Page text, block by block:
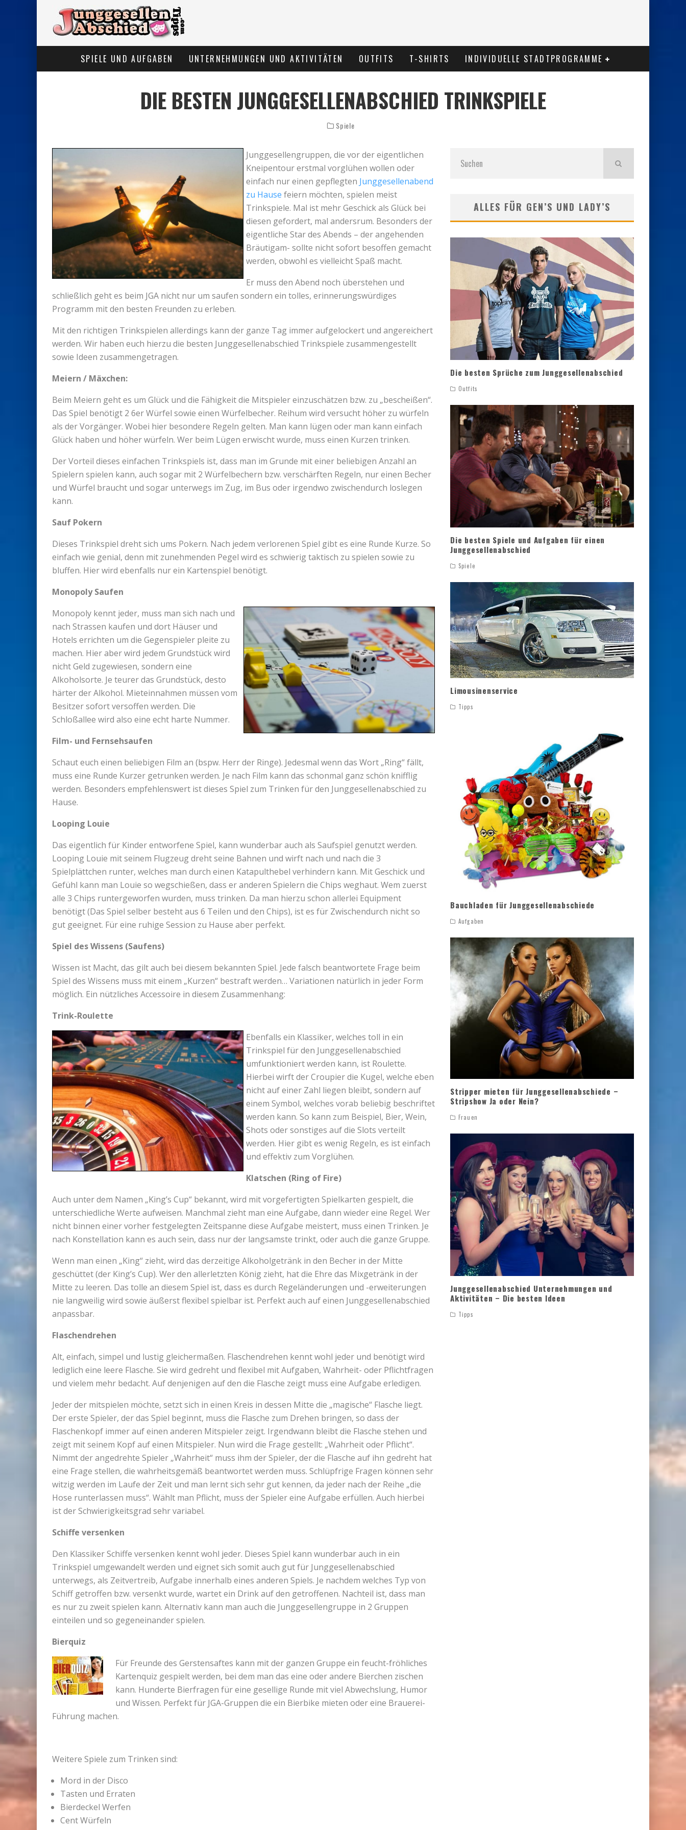
SPIELE UND AUFGABEN UNTERNEHMUNGEN UND AKTIVITÄTEN OUTFITS T-SHIRTS INDIVIDUELLE STADTPROGRAMME
DIE BESTEN JUNGGESELLENABSCHIED TRINKSPIELE
Spiele
Junggesellengruppen, die vor der eigentlichen
Kneipentour erstmal vorglühen wollen oder
einfach nur einen gepflegten Junggesellenabend
zu Hause feiern möchten, spielen meist
Trinkspiele. Mal ist mehr Geschick als Glück bei
diesen gefordert, mal andersrum. Besonders der
eigentliche Star des Abends – der angehenden
Bräutigam- sollte nicht sofort besoffen gemacht
werden, obwohl es vielleicht Spaß macht.
Er muss den Abend noch überstehen und
schließlich geht es beim JGA nicht nur um saufen sondern ein tolles, erinnerungswürdiges
Programm mit den besten Freunden zu erleben.
Mit den richtigen Trinkspielen allerdings kann der ganze Tag immer aufgelockert und angereichert
werden. Wir haben euch hierzu die besten Junggesellenabschied Trinkspiele zusammengestellt
sowie Ideen zusammengetragen.
Meiern / Mäxchen:
Beim Meiern geht es um Glück und die Fähigkeit die Mitspieler einzuschätzen bzw. zu „bescheißen“.
Das Spiel benötigt 2 6er Würfel sowie einen Würfelbecher. Reihum wird versucht höher zu würfeln
als der Vorgänger. Wobei hier besondere Regeln gelten. Man kann lügen oder man kann einfach
Glück haben und höher würfeln. Wer beim Lügen erwischt wurde, muss einen Kurzen trinken.
Der Vorteil dieses einfachen Trinkspiels ist, dass man im Grunde mit einer beliebigen Anzahl an
Spielern spielen kann, auch sogar mit 2 Würfelbechern bzw. verschärften Regeln, nur einen Becher
und Würfel braucht und sogar unterwegs im Zug, im Bus oder irgendwo zwischendurch loslegen
kann.
Sauf Pokern
Dieses Trinkspiel dreht sich ums Pokern. Nach jedem verlorenen Spiel gibt es eine Runde Kurze. So
einfach wie genial, denn mit zunehmenden Pegel wird es schwierig taktisch zu spielen sowie zu
bluffen. Hier wird ebenfalls nur ein Kartenspiel benötigt.
Monopoly Saufen
Monopoly kennt jeder, muss man sich nach und
nach Strassen kaufen und dort Häuser und
Hotels errichten um die Gegenspieler pleite zu
machen. Hier aber wird jedem Grundstück wird
nicht Geld zugewiesen, sondern eine
Alkoholsorte. Je teurer das Grundstück, desto
härter der Alkohol. Mieteinnahmen müssen vom
Besitzer sofort versoffen werden. Die
Schloßallee wird also eine echt harte Nummer.
Film- und Fernsehsaufen
Schaut euch einen beliebigen Film an (bspw. Herr der Ringe). Jedesmal wenn das Wort „Ring“ fällt,
muss eine Runde Kurzer getrunken werden. Je nach Film kann das schonmal ganz schön knifflig
werden. Besonders empfehlenswert ist dieses Spiel zum Trinken für den Junggesellenabschied zu
Hause.
Looping Louie
Das eigentlich für Kinder entworfene Spiel, kann wunderbar auch als Saufspiel genutzt werden.
Looping Louie mit seinem Flugzeug dreht seine Bahnen und wirft nach und nach die 3
Spielplättchen runter, welches man durch einen Katapulthebel verhindern kann. Mit Geschick und
Gefühl kann man Louie so wegschießen, dass er anderen Spielern die Chips weghaut. Wem zuerst
alle 3 Chips runtergeworfen wurden, muss trinken. Da man hierzu schon allerlei Equipment
benötigt (Das Spiel selber besteht aus 6 Teilen und den Chips), ist es für Zwischendurch nicht so
gut geeignet. Für eine ruhige Session zu Hause aber perfekt.
Spiel des Wissens (Saufens)
Wissen ist Macht, das gilt auch bei diesem bekannten Spiel. Jede falsch beantwortete Frage beim
Spiel des Wissens muss mit einem „Kurzen“ bestraft werden… Variationen natürlich in jeder Form
möglich. Ein nützliches Accessoire in diesem Zusammenhang:
Trink-Roulette
Ebenfalls ein Klassiker, welches toll in ein
Trinkspiel für den Junggesellenabschied
umfunktioniert werden kann, ist Roulette.
Hierbei wirft der Croupier die Kugel, welche eben
nicht auf einer Zahl liegen bleibt, sondern auf
einem Symbol, welches vorab beliebig beschriftet
werden kann. So kann zum Beispiel, Bier, Wein,
Shots oder sonstiges auf die Slots verteilt
werden. Hier gibt es wenig Regeln, es ist einfach
und effektiv zum Vorglühen.
Klatschen (Ring of Fire)
Auch unter dem Namen „King’s Cup“ bekannt, wird mit vorgefertigten Spielkarten gespielt, die
unterschiedliche Werte aufweisen. Manchmal zieht man eine Aufgabe, dann wieder eine Regel. Wer
nicht binnen einer vorher festgelegten Zeitspanne diese Aufgabe meistert, muss einen Trinken. Je
nach Konstellation kann es auch sein, dass nur der langsamste trinkt, oder auch die ganze Gruppe.
Wenn man einen „King“ zieht, wird das derzeitige Alkoholgetränk in den Becher in der Mitte
geschüttet (der King’s Cup). Wer den allerletzten König zieht, hat die Ehre das Mixgetränk in der
Mitte zu leeren. Das tolle an diesem Spiel ist, dass es durch Regeländerungen und -erweiterungen
nie langweilig wird sowie äußerst flexibel spielbar ist. Perfekt auch auf einen Junggesellenabschied
anpassbar.
Flaschendrehen
Alt, einfach, simpel und lustig gleichermaßen. Flaschendrehen kennt wohl jeder und benötigt wird
lediglich eine leere Flasche. Sie wird gedreht und flexibel mit Aufgaben, Wahrheit- oder Pflichtfragen
und vielem mehr bedacht. Auf denjenigen auf den die Flasche zeigt muss eine Aufgabe erledigen.
Jeder der mitspielen möchte, setzt sich in einen Kreis in dessen Mitte die „magische“ Flasche liegt.
Der erste Spieler, der das Spiel beginnt, muss die Flasche zum Drehen bringen, so dass der
Flaschenkopf immer auf einen anderen Mitspieler zeigt. Irgendwann bleibt die Flasche stehen und
zeigt mit seinem Kopf auf einen Mitspieler. Nun wird die Frage gestellt: „Wahrheit oder Pflicht“.
Nimmt der angedrehte Spieler „Wahrheit“ muss ihm der Spieler, der die Flasche auf ihn gedreht hat
eine Frage stellen, die wahrheitsgemäß beantwortet werden muss. Schlüpfrige Fragen können sehr
witzig werden im Laufe der Zeit und man lernt sich sehr gut kennen, da jeder nach der Reihe „die
Hose runterlassen muss“. Wählt man Pflicht, muss der Spieler eine Aufgabe erfüllen. Auch hierbei
ist der Schwierigkeitsgrad sehr variabel.
Schiffe versenken
Den Klassiker Schiffe versenken kennt wohl jeder. Dieses Spiel kann wunderbar auch in ein
Trinkspiel umgewandelt werden und eignet sich somit auch gut für Junggesellenabschied
unterwegs, als Zeitvertreib, Aufgabe innerhalb eines anderen Spiels. Je nachdem welches Typ von
Schiff getroffen bzw. versenkt wurde, wartet ein Drink auf den getroffenen. Nachteil ist, dass man
es nur zu zweit spielen kann. Alternativ kann man auch die Junggesellengruppe in 2 Gruppen
einteilen und so gegeneinander spielen.
Bierquiz
Für Freunde des Gerstensaftes kann mit der ganzen Gruppe ein feucht-fröhliches
Kartenquiz gespielt werden, bei dem man das eine oder andere Bierchen zischen
kann. Hunderte Bierfragen für eine gesellige Runde mit viel Abwechslung, Humor
und Wissen. Perfekt für JGA-Gruppen die ein Bierbike mieten oder eine Brauerei-
Führung machen.
Weitere Spiele zum Trinken sind:
Mord in der Disco
Tasten und Erraten
Bierdeckel Werfen
Cent Würfeln
ALLES FÜR GEN’S UND LADY’S
Die besten Sprüche zum Junggesellenabschied
Outfits
Die besten Spiele und Aufgaben für einen
Junggesellenabschied
Spiele
Limousinenservice
Tipps
Bauchladen für Junggesellenabschiede
Aufgaben
Stripper mieten für Junggesellenabschiede –
Stripshow Ja oder Nein?
Frauen
Junggesellenabschied Unternehmungen und
Aktivitäten – Die besten Ideen
Tipps